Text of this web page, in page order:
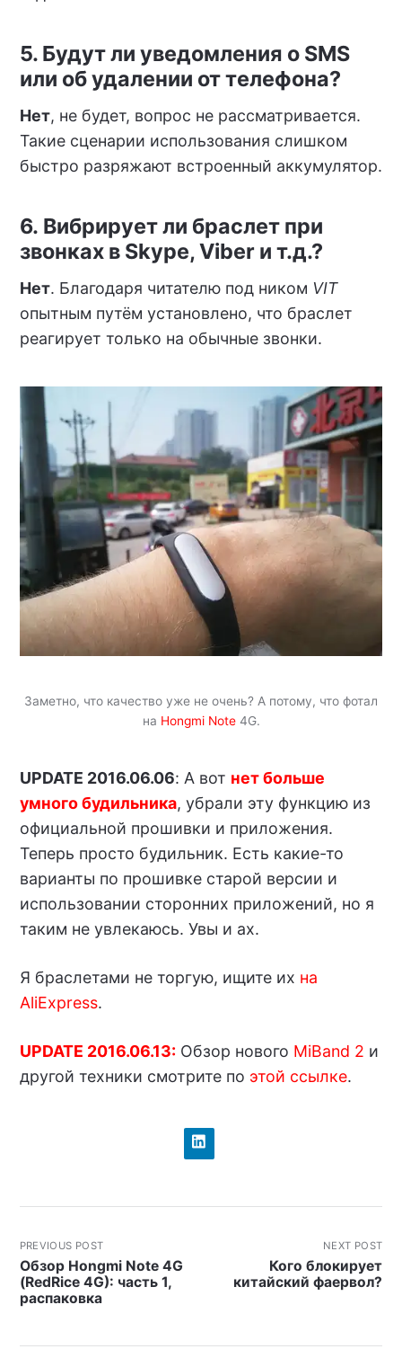
5. Будут ли уведомления о SMS
или об удалении от телефона?
Нет, не будет, вопрос не рассматривается.
Такие сценарии использования слишком
быстро разряжают встроенный аккумулятор.
6. Вибрирует ли браслет при
звонках в Skype, Viber и т.д.?
Нет. Благодаря читателю под ником VIT
опытным путём установлено, что браслет
реагирует только на обычные звонки.
Заметно, что качество уже не очень? А потому, что фотал
на Hongmi Note4G.
UPDATE 2016.06.06: А вот нет больше
умного будильника, убрали эту функцию из
официальной прошивки и приложения.
Теперь просто будильник. Есть какие-то
варианты по прошивке старой версии и
использовании сторонних приложений, но я
таким не увлекаюсь. Увы и ах.
Я браслетами не торгую, ищите их на
AliExpress.
UPDATE 2016.06.13: Обзор нового MiBand 2 и
другой техники смотрите по этой ссылке.
PREVIOUS POST
Обзор Hongmi Note 4G
(RedRice 4G): часть 1,
распаковка
NEXT POST
Кого блокирует
китайский фаервол?